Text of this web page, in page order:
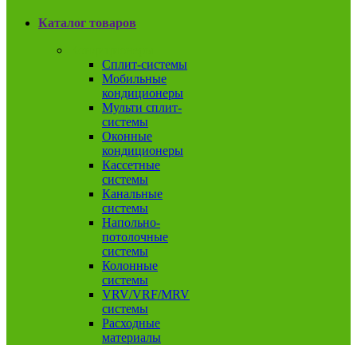
Каталог товаров
Сплит-системы
Мобильные
кондиционеры
Мульти сплит-
системы
Оконные
кондиционеры
Кассетные
системы
Канальные
системы
Напольно-
потолочные
системы
Колонные
системы
VRV/VRF/MRV
системы
Расходные
материалы